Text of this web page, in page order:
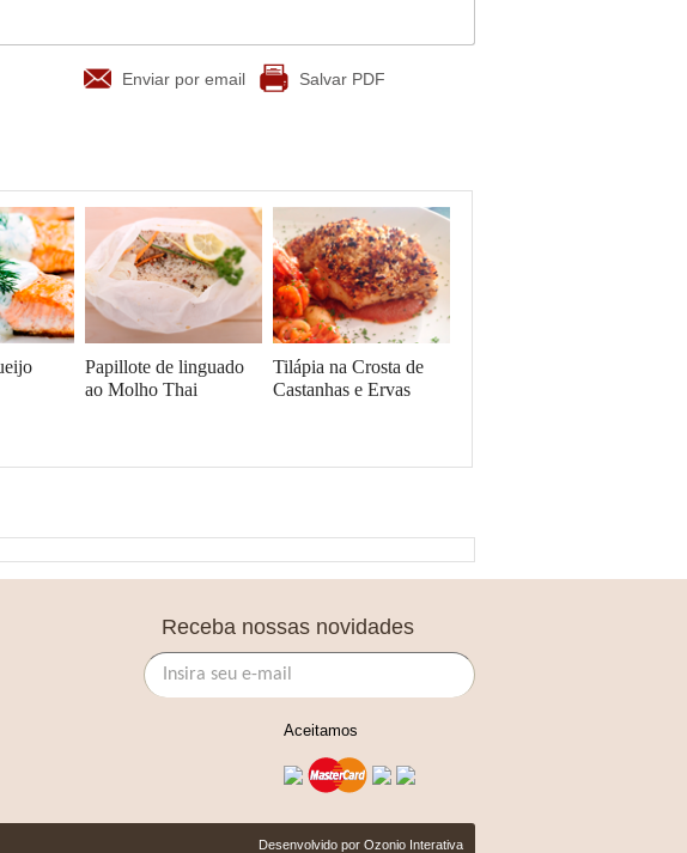
Enviar por email Salvar PDF
Papillote de linguado
ao Molho Thai
Tilápia na Crosta de
Castanhas e Ervas
Receba nossas novidades
Aceitamos
Desenvolvido por Ozonio Interativa